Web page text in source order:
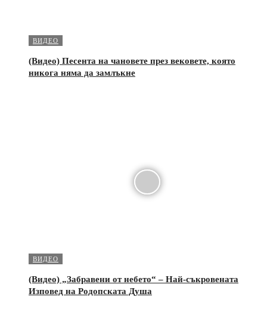
ВИДЕО
(Видео) Песента на чановете през вековете, която
никога няма да замлъкне
ВИДЕО
(Видео) „Забравени от небето“ – Най-съкровената
Изповед на Родопската Душа